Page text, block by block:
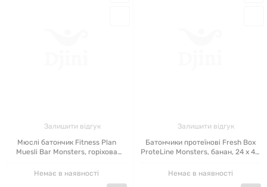
Залишити відгук
Мюслі батончик Fitness Plan
Muesli Bar Monsters, горіхова
Немає в наявності
Залишити відгук
Батончики протеїнові Fresh Box
ProteLine Monsters, банан, 24 x 40
Немає в наявності